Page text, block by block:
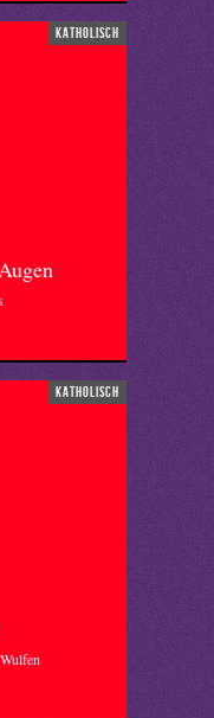
katholisch
katholisch